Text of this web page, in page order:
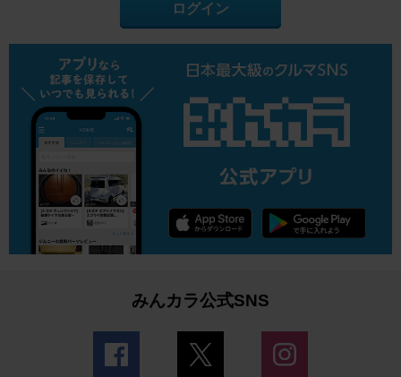
ログイン
みんカラ公式SNS